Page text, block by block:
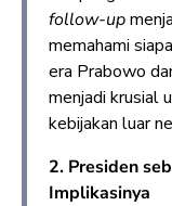
follow-up
memahami
era Prabowo
menjadi krusial
kebijakan luar
2. Presiden
Implikasinya